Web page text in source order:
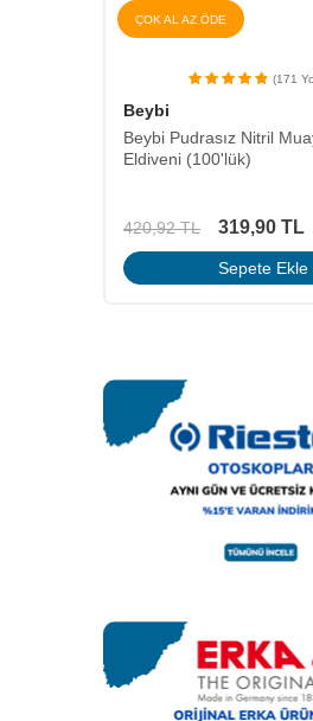
ÇOK AL AZ ÖDE
(171
Beybi
Beybi Pudrasız Nitril
Eldiveni (100'lük)
420,92TL 319,90 TL
Sepete Ekle